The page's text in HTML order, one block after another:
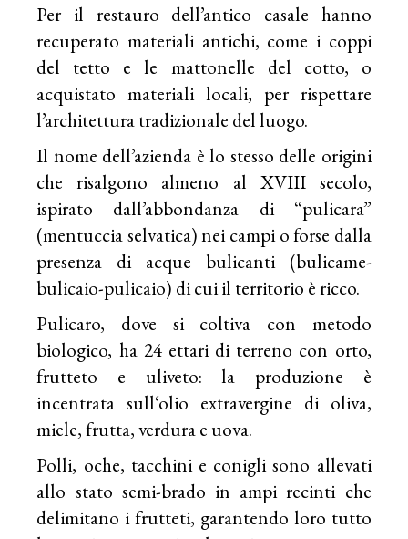
Per il restauro dell’antico casale hanno
recuperato materiali antichi, come i coppi
del tetto e le mattonelle del cotto, o
acquistato materiali locali, per rispettare
l’architettura tradizionale del luogo.
Il nome dell’azienda è lo stesso delle origini
che risalgono almeno al XVIII secolo,
ispirato dall’abbondanza di “pulicara”
(mentuccia selvatica) nei campi o forse dalla
presenza di acque bulicanti (bulicame-
bulicaio-pulicaio) di cui il territorio è ricco.
Pulicaro, dove si coltiva con metodo
biologico, ha 24 ettari di terreno con orto,
frutteto e uliveto: la produzione è
incentrata sull‘olio extravergine di oliva,
miele, frutta, verdura e uova.
Polli, oche, tacchini e conigli sono allevati
allo stato semi-brado in ampi recinti che
delimitano i frutteti, garantendo loro tutto